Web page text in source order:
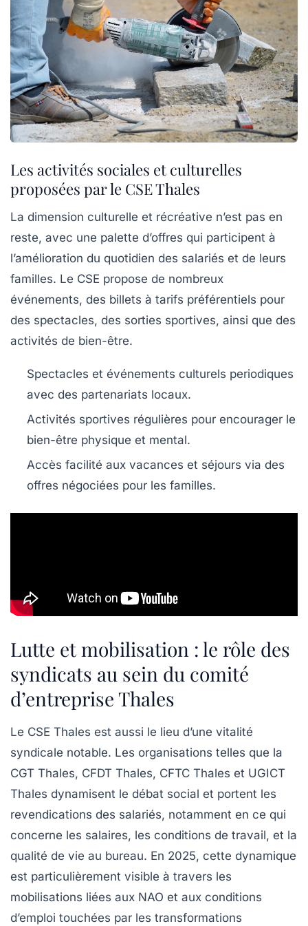
Les activités sociales et culturelles
proposées par le CSE Thales
La dimension culturelle et récréative n’est pas en
reste, avec une palette d’offres qui participent à
l’amélioration du quotidien des salariés et de leurs
familles. Le CSE propose de nombreux
événements, des billets à tarifs préférentiels pour
des spectacles, des sorties sportives, ainsi que des
activités de bien-être.
Spectacles et événements culturels periodiques
avec des partenariats locaux.
Activités sportives régulières pour encourager le
bien-être physique et mental.
Accès facilité aux vacances et séjours via des
offres négociées pour les familles.
Lutte et mobilisation : le rôle des
syndicats au sein du comité
d’entreprise Thales
Le CSE Thales est aussi le lieu d’une vitalité
syndicale notable. Les organisations telles que la
CGT Thales, CFDT Thales, CFTC Thales et UGICT
Thales dynamisent le débat social et portent les
revendications des salariés, notamment en ce qui
concerne les salaires, les conditions de travail, et la
qualité de vie au bureau. En 2025, cette dynamique
est particulièrement visible à travers les
mobilisations liées aux NAO et aux conditions
d’emploi touchées par les transformations